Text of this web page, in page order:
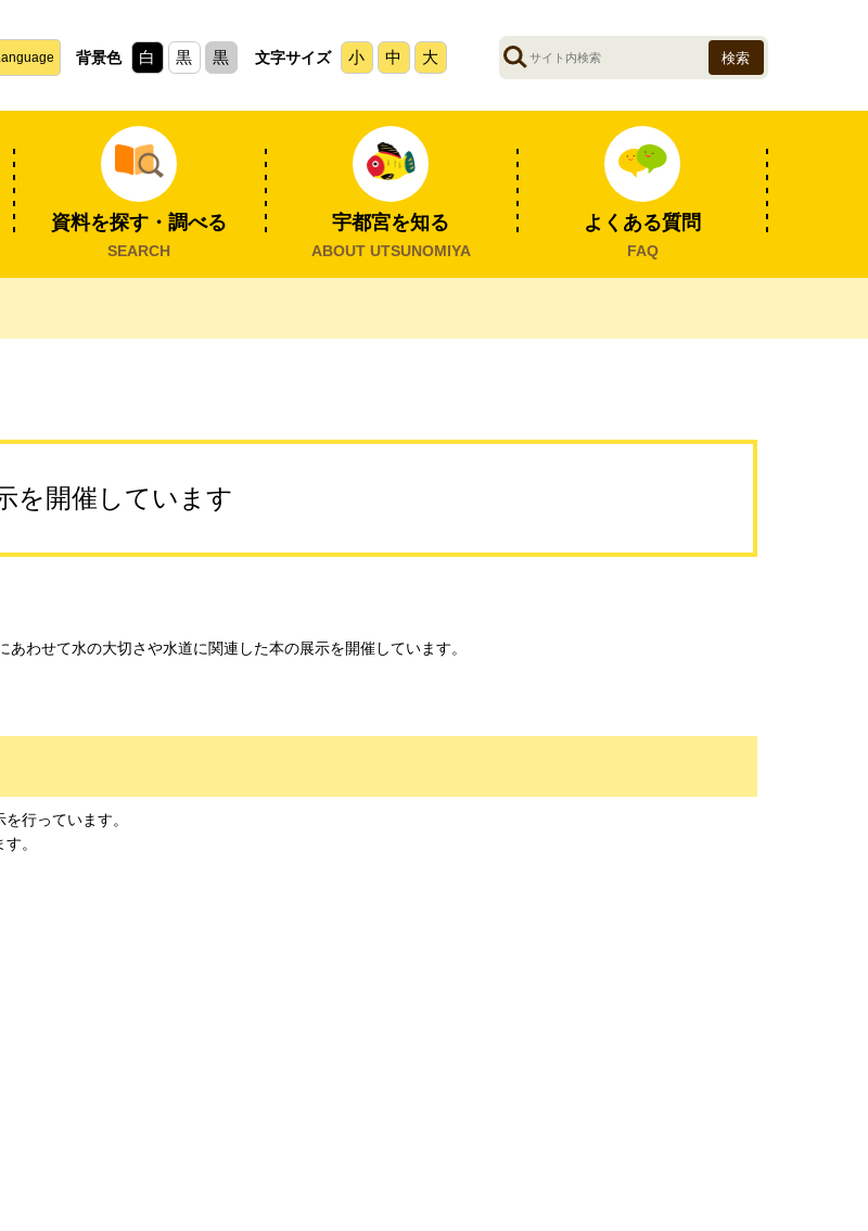
背景色 白 黒 黒 文字サイズ 小 中 大
サ
イ
ト
資料を探す・調べる
SEARCH
宇都宮を知る
ABOUT UTSUNOMIYA
よくある質問
FAQ
を開催しています
わせて水の大切さや水道に関連した本の展示を開催しています。
行っています。
。